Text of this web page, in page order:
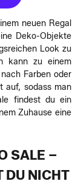
neuen Regal
Deko-Objekte
Look zu
kann zu einem
Farben oder
auf, sodass man
findest du ein
Zuhause eine
SALE –
DU NICHT